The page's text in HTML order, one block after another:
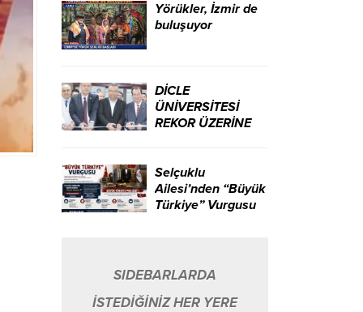
Yörükler, İzmir de
buluşuyor
DİCLE
ÜNİVERSİTESİ
REKOR ÜZERİNE
Selçuklu
Ailesi’nden “Büyük
Türkiye” Vurgusu
SIDEBARLARDA
İSTEDİĞİNİZ HER YERE